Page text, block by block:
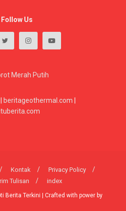
Follow Us
beritageothermal.com
Kontak
Privacy Policy
Tulisan index
Berita Terkini | Crafted with power by